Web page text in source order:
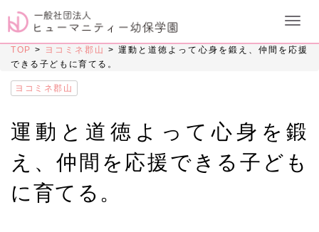
TOP > ヨコミネ郡山 > 運動と道徳よって心身を鍛え、仲間を応援
できる子どもに育てる。
ヨコミネ郡山
運動と道徳よって心身を鍛
え、仲間を応援できる子ども
に育てる。